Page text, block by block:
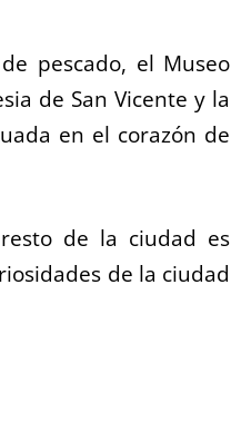
pescado, el Museo
de San Vicente y la
en el corazón de
de la ciudad es
de la ciudad